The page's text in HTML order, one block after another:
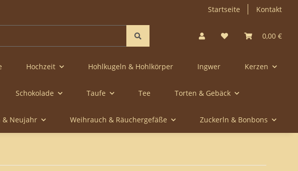
Startseite Kontakt
0,00 €
Hochzeit Hohlkugeln & Hohlkörper Ingwer Kerzen
Schokolade Taufe Tee Torten & Gebäck
& Neujahr Weihrauch & Räuchergefäße Zuckerln & Bonbons